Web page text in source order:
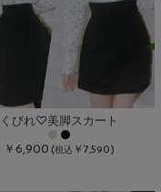
くびれ♡美脚スカート
￥6,900 (税込 ￥7,590)